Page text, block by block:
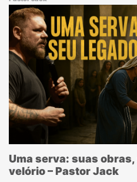
Uma serva: suas
velório – Pastor Jack